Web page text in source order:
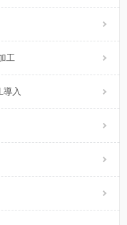
工
入